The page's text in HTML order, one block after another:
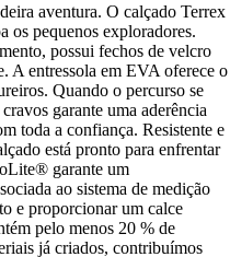
aventura. O calçado Terrex
os pequenos exploradores.
possui fechos de velcro
A entressola em EVA oferece o
Quando o percurso se
garante uma aderência
toda a confiança. Resistente e
está pronto para enfrentar
garante um
ao sistema de medição
e proporcionar um calce
pelo menos 20 % de
já criados, contribuímos